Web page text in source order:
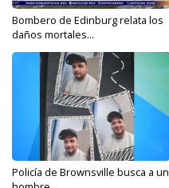
Bombero de Edinburg relata los
daños mortales...
Policía de Brownsville busca a un